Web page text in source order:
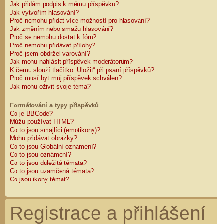
Jak přidám podpis k mému příspěvku?
Jak vytvořím hlasování?
Proč nemohu přidat více možností pro hlasování?
Jak změním nebo smažu hlasování?
Proč se nemohu dostat k fóru?
Proč nemohu přidávat přílohy?
Proč jsem obdržel varování?
Jak mohu nahlásit příspěvek moderátorům?
K čemu slouží tlačítko „Uložit“ při psaní příspěvků?
Proč musí být můj příspěvek schválen?
Jak mohu oživit svoje téma?
Formátování a typy příspěvků
Co je BBCode?
Můžu používat HTML?
Co to jsou smajlíci (emotikony)?
Mohu přidávat obrázky?
Co to jsou Globální oznámení?
Co to jsou oznámení?
Co to jsou důležitá témata?
Co to jsou uzamčená témata?
Co jsou ikony témat?
Registrace a přihlášení